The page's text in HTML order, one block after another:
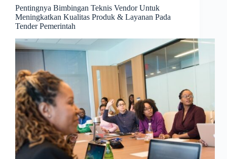
Pentingnya Bimbingan Teknis Vendor Untuk
Meningkatkan Kualitas Produk & Layanan Pada
Tender Pemerintah